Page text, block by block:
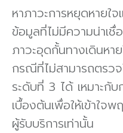
หาภาวะการหยุดหาย
ข้อมูลที่ไม่มีความน่าเ
ภาวะอุดกั้นทางเดินหา
กรณีที่ไม่สามารถตรว
ระดับที่ 3 ได้ เหมาะกั
เบื้องต้นเพื่อให้เข้าใจ
ผู้รับบริการเท่านั้น